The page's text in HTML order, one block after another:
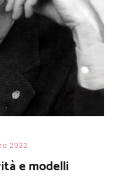
2022
e modelli